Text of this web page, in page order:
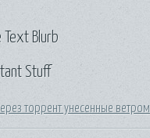
Stuff
торрент унесенные ветром
Text Blurb